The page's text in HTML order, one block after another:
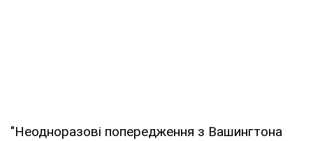
"Неодноразові попередження з Вашингтона